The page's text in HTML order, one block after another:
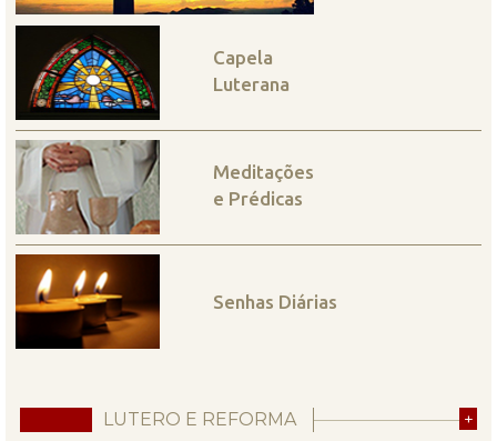
Capela
Luterana
Meditações
e Prédicas
Senhas Diárias
LUTERO E REFORMA +